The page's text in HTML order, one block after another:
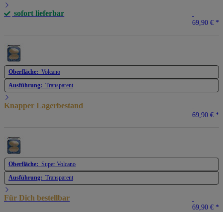
sofort lieferbar
69,90 € *
Oberfläche: Volcano
Ausführung: Transparent
Knapper Lagerbestand
69,90 € *
Oberfläche: Super Volcano
Ausführung: Transparent
Für Dich bestellbar
69,90 € *